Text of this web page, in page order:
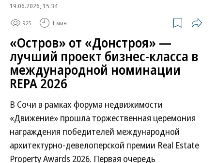
19.06.2026, 15:34
925 1 мин.
«Остров» от «Донстроя» —
лучший проект бизнес-класса в
международной номинации
REPA 2026
В Сочи в рамках форума недвижимости
«Движение» прошла торжественная церемония
награждения победителей международной
архитектурно-девелоперской премии Real Estate
Property Awards 2026. Первая очередь